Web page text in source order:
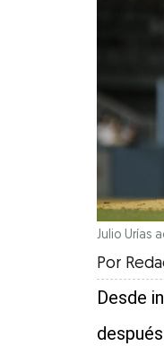
Julio Urías
Por
Desde